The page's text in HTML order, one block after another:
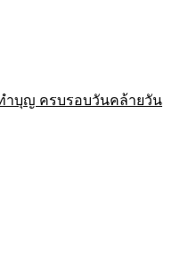
บุญ ครบรอบวันคล้ายวัน